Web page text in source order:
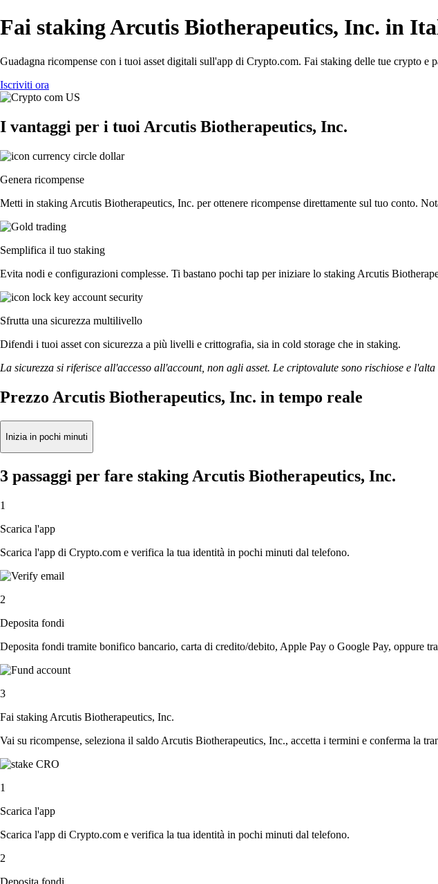
Fai staking Arcutis Biotherapeutics, Inc. in
Guadagna ricompense con i tuoi asset digitali sull'app di Crypto.com. Fai staking delle tue crypto e
Iscriviti ora
I vantaggi per i tuoi Arcutis Biotherapeutics, Inc.
Genera ricompense
Metti in staking Arcutis Biotherapeutics, Inc. per ottenere ricompense direttamente sul tuo conto.
Semplifica il tuo staking
Evita nodi e configurazioni complesse. Ti bastano pochi tap per iniziare lo staking Arcutis
Sfrutta una sicurezza multilivello
Difendi i tuoi asset con sicurezza a più livelli e crittografia, sia in cold storage che in staking.
La sicurezza si riferisce all'accesso all'account, non agli asset. Le criptovalute sono rischiose e
Prezzo Arcutis Biotherapeutics, Inc. in tempo reale
Inizia in pochi minuti
3 passaggi per fare staking Arcutis Biotherapeutics, Inc.
1
Scarica l'app
Scarica l'app di Crypto.com e verifica la tua identità in pochi minuti dal telefono.
2
Deposita fondi
Deposita fondi tramite bonifico bancario, carta di credito/debito, Apple Pay o Google Pay, oppure
3
Fai staking Arcutis Biotherapeutics, Inc.
Vai su ricompense, seleziona il saldo Arcutis Biotherapeutics, Inc., accetta i termini e conferma la
1
Scarica l'app
Scarica l'app di Crypto.com e verifica la tua identità in pochi minuti dal telefono.
2
Deposita fondi